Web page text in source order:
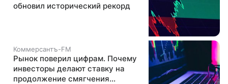
обновил исторический рекорд
Коммерсантъ-FM
Рынок поверил цифрам. Почему
инвесторы делают ставку на
продолжение смягчения